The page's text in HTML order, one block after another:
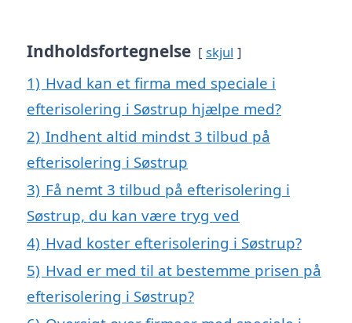
Indholdsfortegnelse skjul
1) Hvad kan et firma med speciale i
efterisolering i Søstrup hjælpe med?
2) Indhent altid mindst 3 tilbud på
efterisolering i Søstrup
3) Få nemt 3 tilbud på efterisolering i
Søstrup, du kan være tryg ved
4) Hvad koster efterisolering i Søstrup?
5) Hvad er med til at bestemme prisen på
efterisolering i Søstrup?